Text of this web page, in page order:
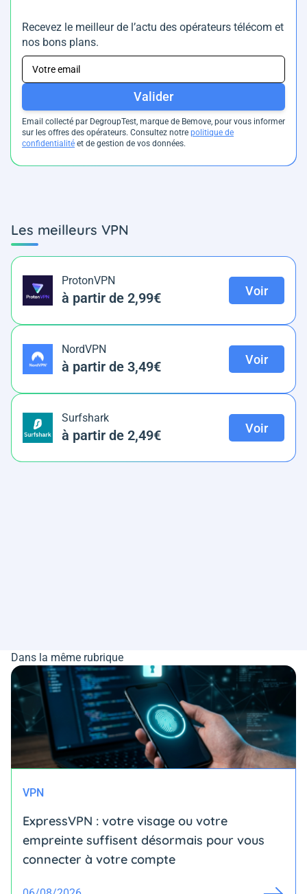
Recevez le meilleur de l’actu des opérateurs télécom et
nos bons plans.
Valider
Email collecté par DegroupTest, marque de Bemove, pour vous informer
sur les offres des opérateurs. Consultez notre politique de
confidentialité et de gestion de vos données.
Les meilleurs VPN
ProtonVPN
à partir de 2,99€ Voir
NordVPN
à partir de 3,49€ Voir
Surfshark
à partir de 2,49€ Voir
Dans la même rubrique
VPN
ExpressVPN : votre visage ou votre
empreinte suffisent désormais pour vous
connecter à votre compte